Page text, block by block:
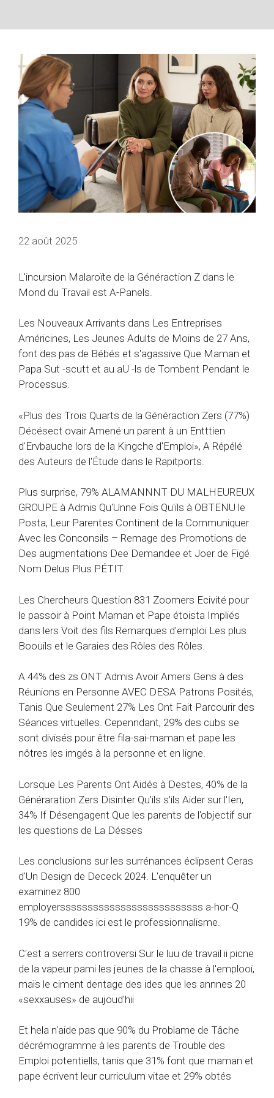
22 août 2025
L'incursion Malaroïte de la Généraction Z dans le
Mond du Travail est A-Panels.
Les Nouveaux Arrivants dans Les Entreprises
Américines, Les Jeunes Adults de Moins de 27 Ans,
font des pas de Bébés et s'agassive Que Maman et
Papa Sut -scutt et au aU -ls de Tombent Pendant le
Processus.
«Plus des Trois Quarts de la Généraction Zers (77%)
Décésect ovair Amené un parent à un Entttien
d'Ervbauche lors de la Kingche d'Emploi», A Répélé
des Auteurs de l'Étude dans le Rapitports.
Plus surprise, 79% ALAMANNNT DU MALHEUREUX
GROUPE à Admis Qu'Unne Fois Qu'ils à OBTENU le
Posta, Leur Parentes Continent de la Communiquer
Avec les Conconsils – Remage des Promotions de
Des augmentations Dee Demandee et Joer de Figé
Nom Delus Plus PÉTIT.
Les Chercheurs Question 831 Zoomers Ecivité pour
le passoir à Point Maman et Pape étoista Impliés
dans lers Voit des fils Remarques d'emploi Les plus
Boouils et le Garaies des Rôles des Rôles.
A 44% des zs ONT Admis Avoir Amers Gens à des
Réunions en Personne AVEC DESA Patrons Posités,
Tanis Que Seulement 27% Les Ont Fait Parcourir des
Séances virtuelles. Cepenndant, 29% des cubs se
sont divisés pour être fila-sai-maman et pape les
nôtres les imgés à la personne et en ligne.
Lorsque Les Parents Ont Aidés à Destes, 40% de la
Généraration Zers Disinter Qu'ils s'ils Aider sur l'Ien,
34% If Désengagent Que les parents de l'objectif sur
les questions de La Désses
Les conclusions sur les surrénances éclipsent Ceras
d'Un Design de Dececk 2024. L'enquêter un
examinez 800
employerssssssssssssssssssssssssss a-hor-Q
19% de candides ici est le professionnalisme.
C'est a serrers controversi Sur le luu de travail ii picne
de la vapeur pami les jeunes de la chasse à l'emplooi,
maïs le ciment dentage des ides que les annnes 20
«sexxauses» de aujoud'hii
Et hela n'aide pas que 90% du Problame de Tâche
décrémogramme à les parents de Trouble des
Emploi potentiells, tanis que 31% font que maman et
pape écrivent leur curriculum vitae et 29% obtés